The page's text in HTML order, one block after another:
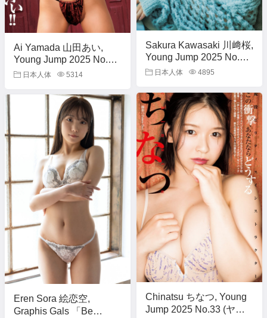
Sakura Kawasaki 川﨑桜,
Young Jump 2025 No.33
(ヤングジャンプ 2025年
日本人体 4895
Ai Yamada 山田あい,
Young Jump 2025 No.33
(ヤングジャンプ 2025年
日本人体 5314
Chinatsu ちなつ, Young
Jump 2025 No.33 (ヤン
Eren Sora 絵恋空,
Graphis Gals 「Be